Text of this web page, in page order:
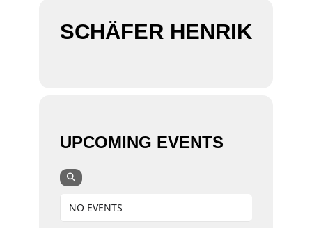
SCHÄFER HENRIK
UPCOMING EVENTS
NO EVENTS